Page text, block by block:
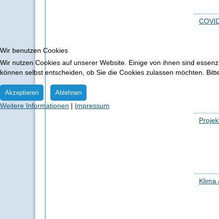
Klima
Wir benutzen Cookies
Wir nutzen Cookies auf unserer Website. Einige von ihnen sind
können selbst entscheiden, ob Sie die Cookies zulassen möchten.
Akzeptieren Ablehnen
Weitere Informationen | Impressum